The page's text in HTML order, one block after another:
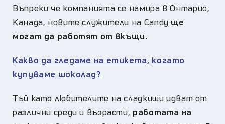
Въпреки че компанията се намира в Онтарио,
Канада, новите служители на Candy ще
могат да работят от вкъщи.
Какво да гледаме на етикета, когато
купуваме шоколад?
Тъй като любителите на сладкиши идват от
различни среди и възрасти, работата на